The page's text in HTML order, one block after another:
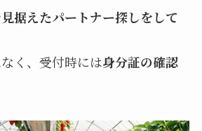
据えたパートナー探しをして
く、受付時には身分証の確認